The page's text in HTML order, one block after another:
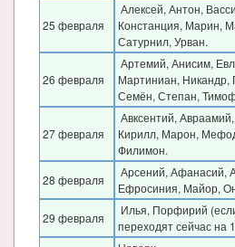
25 февраля
Алексей, Антон,
Констанция, Марин,
Сатурнил, Урван.
26 февраля
Артемий, Анисим,
Мартиниан, Никандр,
Семён, Степан,
27 февраля
Авксентий,
Кирилл, Марон,
Филимон.
28 февраля
Арсений, Афанасий,
Ефросиния, Майор,
29 февраля
Илья, Порфирий
переходят сейчас на